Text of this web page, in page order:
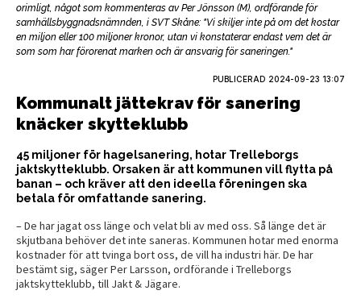
orimligt, något som kommenteras av Per Jönsson (M), ordförande för
samhällsbyggnadsnämnden, i SVT Skåne: "Vi skiljer inte på om det kostar
en miljon eller 100 miljoner kronor, utan vi konstaterar endast vem det är
som som har förorenat marken och är ansvarig för saneringen."
PUBLICERAD 2024-09-23 13:07
Kommunalt jättekrav för sanering
knäcker skytteklubb
45 miljoner för hagelsanering, hotar Trelleborgs
jaktskytteklubb. Orsaken är att kommunen vill flytta på
banan – och kräver att den ideella föreningen ska
betala för omfattande sanering.
– De har jagat oss länge och velat bli av med oss. Så länge det är
skjutbana behöver det inte saneras. Kommunen hotar med enorma
kostnader för att tvinga bort oss, de vill ha industri här. De har
bestämt sig, säger Per Larsson, ordförande i Trelleborgs
jaktskytteklubb, till Jakt & Jägare.